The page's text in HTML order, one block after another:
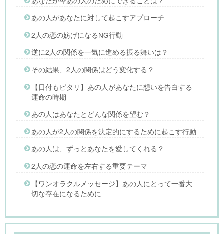
あの人があなたに対して起こすアプローチ
2人の恋の妨げになるNG行動
逆に2人の関係を一気に進める振る舞いは？
その結果、2人の関係はどう変化する？
【日付もピタリ】あの人があなたに想いを告白する
運命の時期
あの人はあなたとどんな関係を望む？
あの人が2人の関係を決定的にするために起こす行動
あの人は、ずっとあなたを愛してくれる？
2人の恋の運命を左右する重要テーマ
【ワンオラクルメッセージ】あの人にとって一番大
切な存在になるために